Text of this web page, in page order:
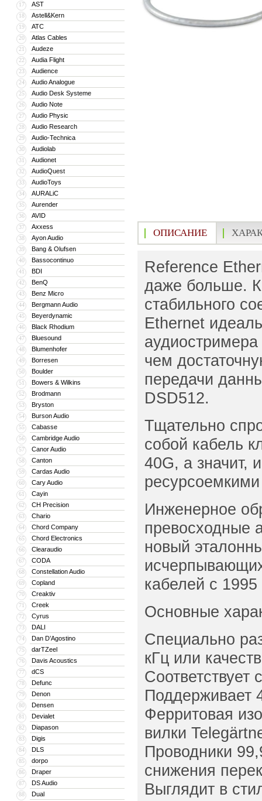
17 AST
18 Astell&Kern
19 ATC
20 Atlas Cables
21 Audeze
22 Audia Flight
23 Audience
24 Audio Analogue
25 Audio Desk Systeme
26 Audio Note
27 Audio Physic
28 Audio Research
29 Audio-Technica
30 Audiolab
31 Audionet
32 AudioQuest
33 AudioToys
34 AURALiC
35 Aurender
36 AVID
37 Axxess
38 Ayon Audio
39 Bang & Olufsen
40 Bassocontinuo
41 BDI
42 BenQ
43 Benz Micro
44 Bergmann Audio
45 Beyerdynamic
46 Black Rhodium
47 Bluesound
48 Blumenhofer
49 Borresen
50 Boulder
51 Bowers & Wilkins
52 Brodmann
53 Bryston
54 Burson Audio
55 Cabasse
56 Cambridge Audio
57 Canor Audio
58 Canton
59 Cardas Audio
60 Cary Audio
61 Cayin
62 CH Precision
63 Chario
64 Chord Company
65 Chord Electronics
66 Clearaudio
67 CODA
68 Constellation Audio
69 Copland
70 Creaktiv
71 Creek
72 Cyrus
73 DALI
74 Dan D’Agostino
75 darTZeel
76 Davis Acoustics
77 dCS
78 Defunc
79 Denon
80 Densen
81 Devialet
82 Diapason
83 Digis
84 DLS
85 dorpo
86 Draper
87 DS Audio
88 Dual
ОПИСАНИЕ
Reference
даже больше.
стабильного
Ethernet
чем
передачи
DSD512.
Тщательно
собой кабель
40G, а значит,
Инженерное
превосходные
новый
кабелей с 1995
Основные
Специально
кГц или
Соответствует
Поддерживает
Ферритовая
вилки
Проводники
снижения
Выглядит в